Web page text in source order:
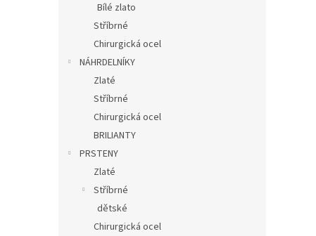
Bílé zlato
Stříbrné
Chirurgická ocel
NÁHRDELNÍKY
Zlaté
Stříbrné
Chirurgická ocel
BRILIANTY
PRSTENY
Zlaté
Stříbrné
dětské
Chirurgická ocel